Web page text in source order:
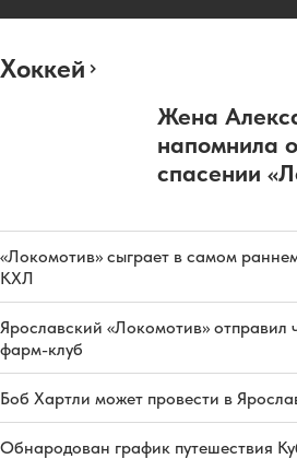
Хоккей
Жена
напомнила
спасении
«Локомотив» сыграет в самом
КХЛ
Ярославский «Локомотив» отправил
фарм-клуб
Боб Хартли может провести в
Обнародован график путешествия